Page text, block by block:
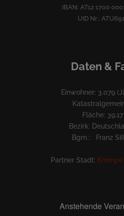
IBAN: AT12 1700
UID Nr.:
Daten &
Einwohner: 3.079
Fläche:
Bezirk:
Bgm.: Franz
Partner Stadt: Krempe
Anstehende